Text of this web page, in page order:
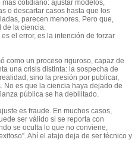
cotidiano: ajustar modelos,
o descartar casos hasta que los
parecen menores. Pero que,
la ciencia.
el error, es la intención de forzar
como un proceso riguroso, capaz de
una crisis distinta: la sospecha de
sino la presión por publicar,
No es que la ciencia haya dejado de
pública se ha debilitado.
es fraude. En muchos casos,
ser válido si se reporta con
se oculta lo que no conviene,
Ahí el atajo deja de ser técnico y